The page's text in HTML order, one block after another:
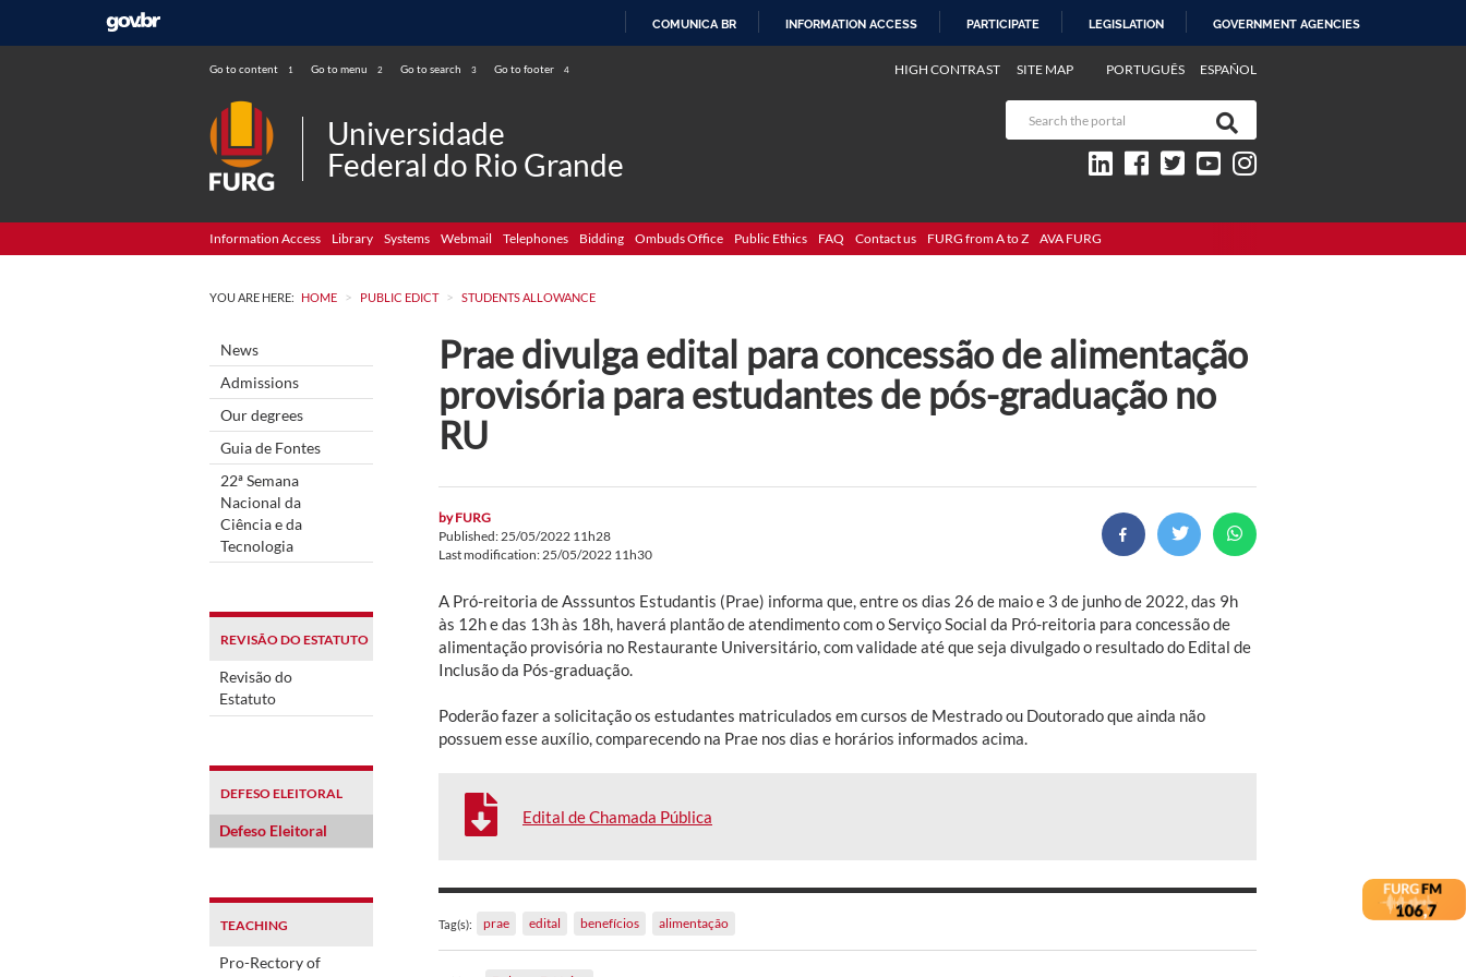
COMUNICA BR INFORMATION ACCESS PARTICIPATE LEGISLATION GOVERNMENT AGENCIES
Go to content 1 Go to menu 2 Go to search 3 Go to footer 4 PORTUGUÊS ESPAÑOL
HIGH CONTRAST SITE MAP
Universidade
Federal do Rio Grande
Information Access Library Systems Webmail Telephones Bidding Ombuds Office Public Ethics FAQ Contact us FURG from A to Z AVA FURG
YOU ARE HERE: HOME > PUBLIC EDICT > STUDENTS ALLOWANCE
News
Admissions
Our degrees
Guia de Fontes
22ª Semana
Nacional da
Ciência e da
Tecnologia
REVISÃO DO ESTATUTO
Revisão do
Estatuto
DEFESO ELEITORAL
Defeso Eleitoral
TEACHING
Pro-Rectory of
Prae divulga edital para concessão de alimentação
provisória para estudantes de pós-graduação no
RU
byFURG
Published: 25/05/2022 11h28
Last modification: 25/05/2022 11h30
A Pró-reitoria de Asssuntos Estudantis (Prae) informa que, entre os dias 26 de maio e 3 de junho de 2022, das 9h
às 12h e das 13h às 18h, haverá plantão de atendimento com o Serviço Social da Pró-reitoria para concessão de
alimentação provisória no Restaurante Universitário, com validade até que seja divulgado o resultado do Edital de
Inclusão da Pós-graduação.
Poderão fazer a solicitação os estudantes matriculados em cursos de Mestrado ou Doutorado que ainda não
possuem esse auxílio, comparecendo na Prae nos dias e horários informados acima.
Edital de Chamada Pública
Tag(s): prae edital benefícios alimentação